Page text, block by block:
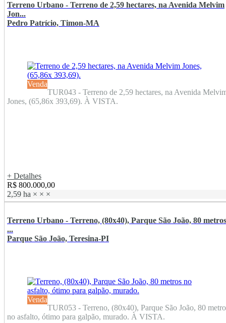
Terreno Urbano - Terreno de 2,59 hectares, na Avenida Melvim
Jon...
Pedro Patrício, Timon-MA
Venda
TUR043 - Terreno de 2,59 hectares, na Avenida
Jones, (65,86x 393,69). À VISTA.
+ Detalhes
R$ 800.000,00
2,59 ha × × ×
Terreno Urbano - Terreno, (80x40), Parque São João, 80 metros
...
Parque São João, Teresina-PI
Venda
TUR053 - Terreno, (80x40), Parque São João, 80
no asfalto, ótimo para galpão, murado. À VISTA.